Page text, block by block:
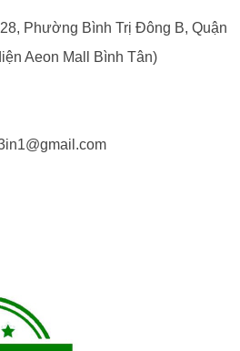
Phường Bình Trị Đông B, Quận
Aeon Mall Bình Tân)